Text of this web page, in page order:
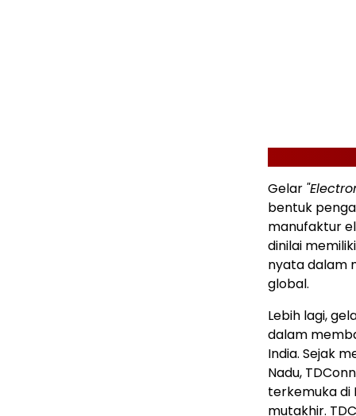
Gelar
bentuk
manufaktur
dinilai
nyata dalam
global.
Lebih lagi,
dalam
India. Sejak
Nadu,
terkemuka di
mutakhir.